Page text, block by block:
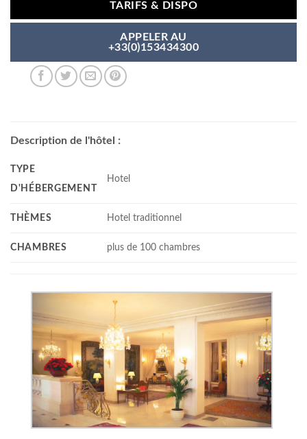
TARIFS & DISPO
APPELER AU
+33(0)153434300
Description de l'hôtel :
TYPE
D'HÉBERGEMENT
Hotel
THÈMES Hotel traditionnel
CHAMBRES plus de 100 chambres